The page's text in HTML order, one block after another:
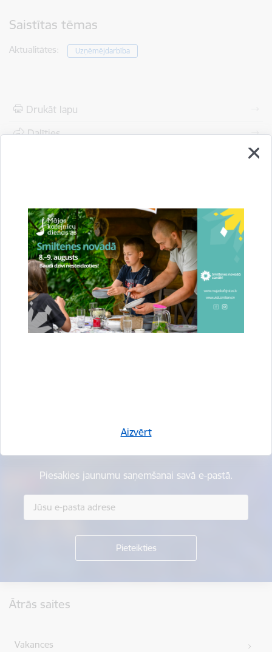
Aizvērt
Saistītas tēmas
Aktualitātes: Uzņēmējdarbība
Drukāt lapu
Dalīties
Piesakies jaunumu saņemšanai savā e-pastā.
Ātrās saites
Vakances